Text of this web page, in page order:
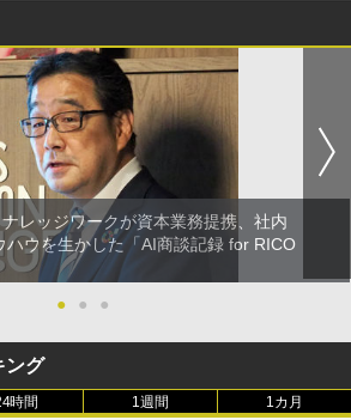
レッジワークが資本業務提携、社内
ハウを生かした「AI商談記録 for RICO
●
● ●
ング
時間 1週間 1カ月